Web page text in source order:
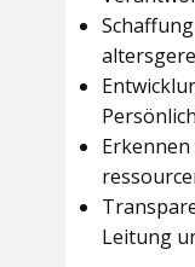
Leitung